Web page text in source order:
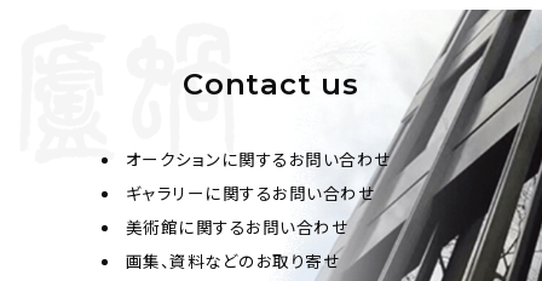
Contact us
オークションに関するお問い合わせ
ギャラリーに関するお問い合わせ
美術館に関するお問い合わせ
画集、資料などのお取り寄せ